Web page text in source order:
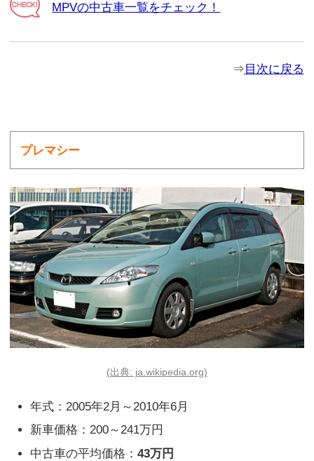
MPVの中古車一覧をチェック！
⇒ 目次に戻る
プレマシー
(出典: ja.wikipedia.org)
年式：2005年2月～2010年6月
新車価格：200～241万円
中古車の平均価格：43万円